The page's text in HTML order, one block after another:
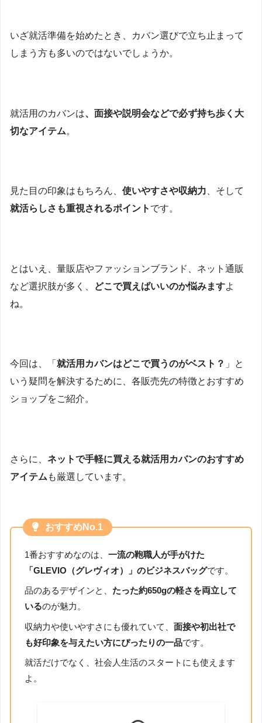
いざ就活準備を始めたとき、カバン選びで立ち止まって
しまう方も多いのではないでしょうか。
就活用のカバンは、面接や説明会などで必ず持ち歩く大
切なアイテム。
見た目の印象はもちろん、 使いやすさや収納力 、そして
就活らしさも重視されるポイント です。
とはいえ、量販店やファッションブランド、ネット通販
など選択肢が多く、
どこで買えばいいのか悩みますよ
ね。
今回は、「 就活用カバンはどこで買うのがベスト？ 」と
いう疑問を解決するために、各販売先の特徴とおすすめ
ショップをご紹介。
さらに、 ネットで手軽に買える就活用カバンのおすすめ
アイテム も厳選しています。
おすすめNo.1
1番おすすめなのは、 一流の鞄職人が手がけた
「GLEVIO（グレヴィオ）」のビジネスバッグです。
品のあるデザインと、 たった約650gの軽さを両立して
いるのが魅力。
収納力や使いやすさにも優れていて、 面接や初出社で
も好印象を与えたい方にぴったりの一品です。
就活だけでなく、社会人生活のスタートにも使えます
よ。